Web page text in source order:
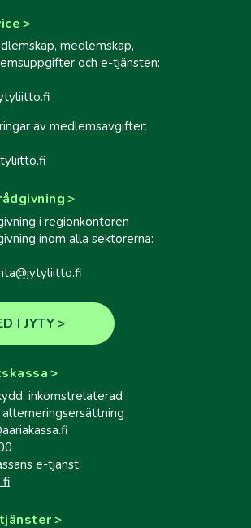
medlemskap,
och e-tjänsten:
av medlemsavgifter:
i regionkontoren
inom alla sektorerna:
I JYTY
inkomstrelaterad
e-tjänst: